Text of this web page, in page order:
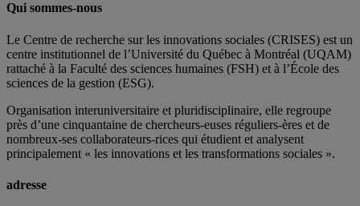
Qui sommes-nous
Le Centre de recherche sur les innovations sociales (CRISES) est un
centre institutionnel de l’Université du Québec à Montréal (UQAM)
rattaché à la Faculté des sciences humaines (FSH) et à l’École des
sciences de la gestion (ESG).
Organisation interuniversitaire et pluridisciplinaire, elle regroupe
près d’une cinquantaine de chercheurs-euses réguliers-ères et de
nombreux-ses collaborateurs-rices qui étudient et analysent
principalement « les innovations et les transformations sociales ».
adresse